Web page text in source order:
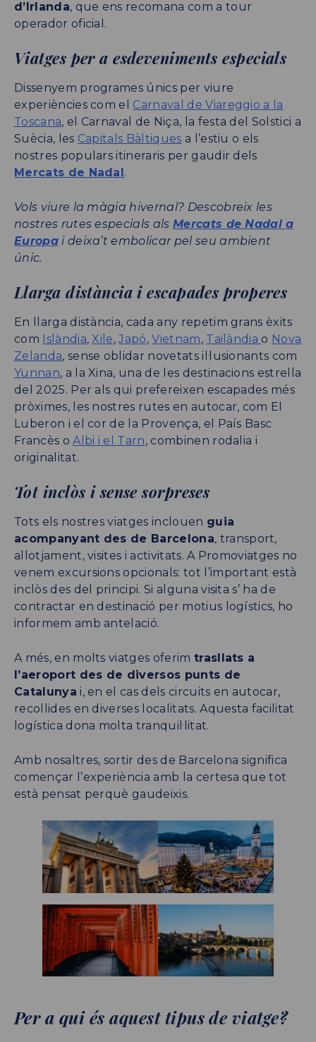
d’Irlanda, que ens recomana com a tour
operador oficial.
Viatges per a esdeveniments especials
Dissenyem programes únics per viure
experiències com el Carnaval de Viareggio a la
Toscana, el Carnaval de Niça, la festa del Solstici a
Suècia, les Capitals Bàltiques a l’estiu o els
nostres populars itineraris per gaudir dels
Mercats de Nadal .
Vols viure la màgia hivernal? Descobreix les
nostres rutes especials als Mercats de Nadal a
Europai deixa’t embolicar pel seu ambient
únic.
Llarga distància i escapades properes
En llarga distància, cada any repetim grans èxits
com Islàndia,Xile,Japó,Vietnam, Tailàndia o Nova
Zelanda, sense oblidar novetats il·lusionants com
Yunnan, a la Xina, una de les destinacions estrella
del 2025. Per als qui prefereixen escapades més
pròximes, les nostres rutes en autocar, com El
Luberon i el cor de la Provença, el País Basc
Francès oAlbi i el Tarn, combinen rodalia i
originalitat.
Tot inclòs i sense sorpreses
Tots els nostres viatges inclouen guia
acompanyant des de Barcelona, transport,
allotjament, visites i activitats. A Promoviatges no
venem excursions opcionals: tot l’important està
inclòs des del principi. Si alguna visita s’ ha de
contractar en destinació per motius logístics, ho
informem amb antelació.
A més, en molts viatges oferim trasllats a
l’aeroport des de diversos punts de
Catalunya i, en el cas dels circuits en autocar,
recollides en diverses localitats. Aquesta facilitat
logística dona molta tranquil·litat.
Amb nosaltres, sortir des de Barcelona significa
començar l’experiència amb la certesa que tot
està pensat perquè gaudeixis.
Per a qui és aquest tipus de viatge?